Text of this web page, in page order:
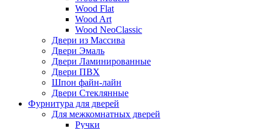
Wood Flat
Wood Art
Wood NeoClassic
Двери из Массива
Двери Эмаль
Двери Ламинированные
Двери ПВХ
Шпон файн-лайн
Двери Стеклянные
Фурнитура для дверей
Для межкомнатных дверей
Ручки